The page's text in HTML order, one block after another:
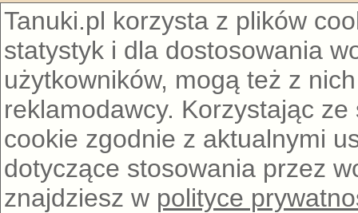
Tanuki.pl korzysta z plików
statystyk i dla dostosowania
użytkowników, mogą też z
reklamodawcy. Korzystając
cookie zgodnie z aktualnymi
dotyczące stosowania przez
znajdziesz w polityce